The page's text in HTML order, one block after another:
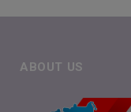
ABOUT US